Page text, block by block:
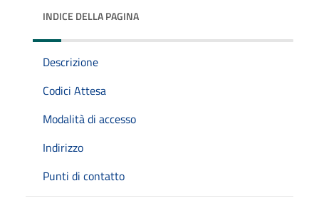
INDICE DELLA PAGINA
Descrizione
Codici Attesa
Modalità di accesso
Indirizzo
Punti di contatto